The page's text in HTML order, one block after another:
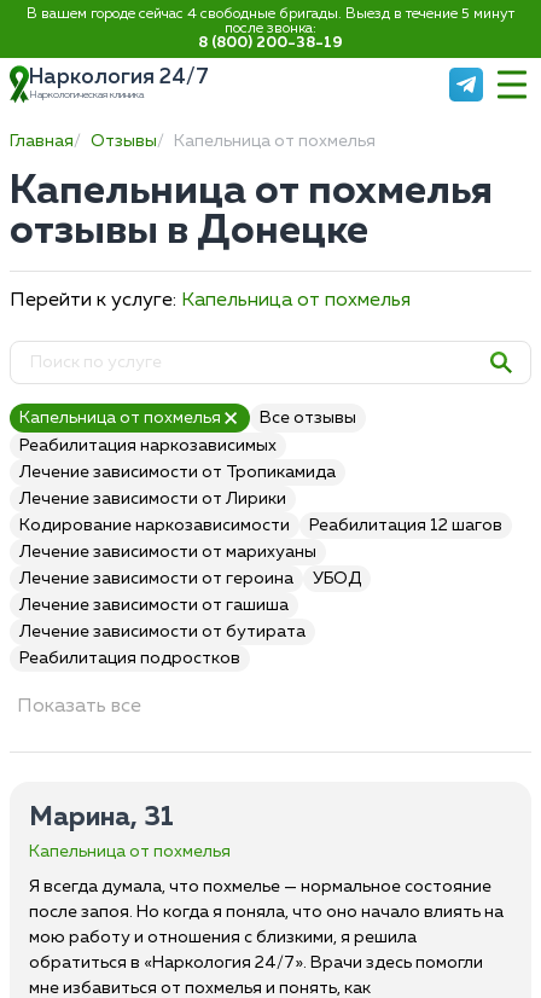
В вашем городе сейчас 4 свободные бригады. Выезд в течение 5 минут
после звонка:
8 (800) 200-38-19
Наркология 24/7
Наркологическая клиника
Главная Отзывы Капельница от похмелья
Капельница от похмелья
отзывы в Донецке
Перейти к услуге: Капельница от похмелья
Капельница от похмелья
Все отзывы
Реабилитация наркозависимых
Лечение зависимости от Тропикамида
Лечение зависимости от Лирики
Кодирование наркозависимости
Реабилитация 12 шагов
Лечение зависимости от марихуаны
Лечение зависимости от героина
УБОД
Лечение зависимости от гашиша
Лечение зависимости от бутирата
Реабилитация подростков
Показать все
Марина, 31
Капельница от похмелья
Я всегда думала, что похмелье — нормальное состояние
после запоя. Но когда я поняла, что оно начало влиять на
мою работу и отношения с близкими, я решила
обратиться в «Наркология 24/7». Врачи здесь помогли
мне избавиться от похмелья и понять, как